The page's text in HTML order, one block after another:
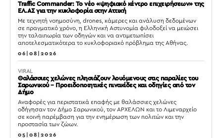
Traffic Commander: Το νέο «ψηφιακό κέντρο επιχειρήσεων» της
ΕΛ.ΑΣ για την κυκλοφορία στην Αττική
Με τεχνητή νοημοσύνη, drones, κάμερες και ανάλυση δεδομένων
σε πραγματικό χρόνο, η Ελληνική Αστυνομία φιλοδοξεί να μειώσει
την ταλαιπωρία των οδηγών και να αντιμετωπίσει
αποτελεσματικότερα το κυκλοφοριακό πρόβλημα της Αθήνας.
06|08|2026
VIRAL
Θαλάσσιες χελώνες πλησιάζουν λουόμενους στις παραλίες του
Σαρωνικού – Προειδοποιητικές πινακίδες και οδηγίες από τον
Δήμο
Αναφορές για περιστατικά επαφής με θαλάσσιες χελώνες
οδήγησαν τον Δήμο Σαρωνικού, τον ΑΡΧΕΛΩΝ και το Λιμεναρχείο
σε κοινή παρέμβαση για την ενημέρωση των πολιτών και την
προστασία των ζώων.
05|08|2026